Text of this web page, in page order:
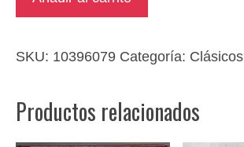
SKU: 10396079 Categoría: Clásicos
Productos relacionados